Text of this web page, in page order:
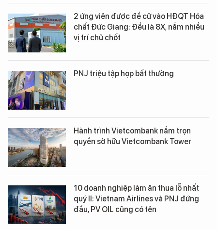
2 ứng viên được đề cử vào HĐQT Hóa
chất Đức Giang: Đều là 8X, nắm nhiều
vị trí chủ chốt
PNJ triệu tập họp bất thường
Hành trình Vietcombank nắm trọn
quyền sở hữu Vietcombank Tower
10 doanh nghiệp làm ăn thua lỗ nhất
quý II: Vietnam Airlines và PNJ đứng
đầu, PV OIL cũng có tên